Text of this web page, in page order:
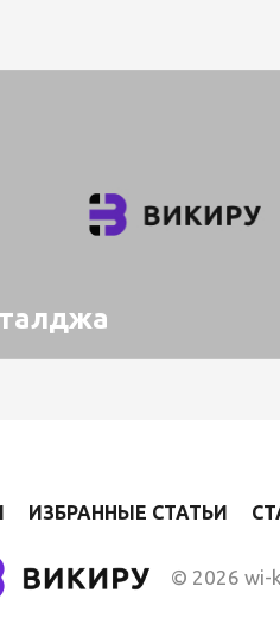
ИЗБРАННЫЕ СТАТЬИ
© 2026 wi-